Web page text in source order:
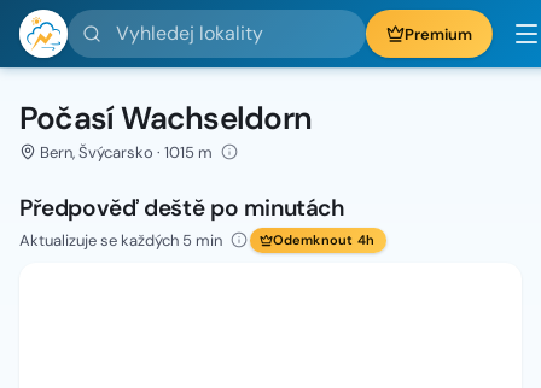
Vyhledej lokality Premium
Počasí Wachseldorn
Bern, Švýcarsko · 1015 m
Předpověď deště po minutách
Aktualizuje se každých 5 min Odemknout 4h